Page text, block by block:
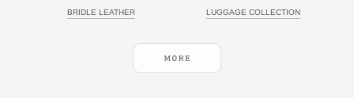
BRIDLE LEATHER LUGGAGE COLLECTION